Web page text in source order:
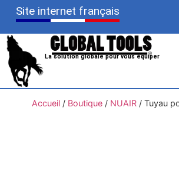
Site internet français
La solution globale pour vous équiper
Accueil/ Boutique/ NUAIR/ Tuyau